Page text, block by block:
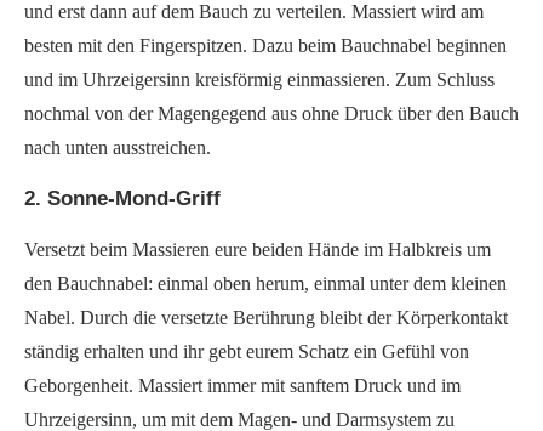
und erst dann auf dem Bauch zu verteilen. Massiert wird am
besten mit den Fingerspitzen. Dazu beim Bauchnabel beginnen
und im Uhrzeigersinn kreisförmig einmassieren. Zum Schluss
nochmal von der Magengegend aus ohne Druck über den Bauch
nach unten ausstreichen.
2. Sonne-Mond-Griff
Versetzt beim Massieren eure beiden Hände im Halbkreis um
den Bauchnabel: einmal oben herum, einmal unter dem kleinen
Nabel. Durch die versetzte Berührung bleibt der Körperkontakt
ständig erhalten und ihr gebt eurem Schatz ein Gefühl von
Geborgenheit. Massiert immer mit sanftem Druck und im
Uhrzeigersinn, um mit dem Magen- und Darmsystem zu